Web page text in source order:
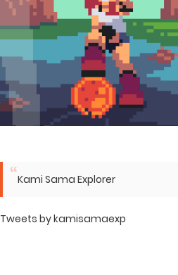
Kami Sama Explorer
Tweets by kamisamaexp